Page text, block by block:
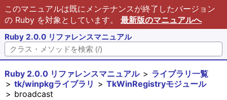
このマニュアルは既にメンテナンスが終了したバージョン
の Ruby を対象としています。 最新版のマニュアルへ
Ruby 2.0.0 リファレンスマニュアル
Ruby 2.0.0 リファレンスマニュアル
ライブラリ一覧
tk/winpkgライブラリ
TkWinRegistryモジュール
broadcast